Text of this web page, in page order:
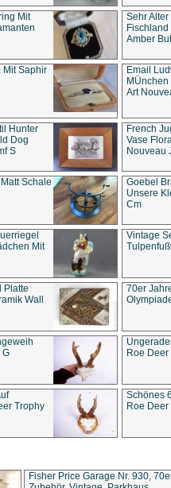
Mit
Sehr
Amber
Mit Saphir
Email
Art
Hunter
Dog
S
French
Vase
Nouveau
Schale
Goebel
Unsere
Cm
Mit
Vintage
Platte
Wall
70er
G
Roe
Trophy
Schönes
Roe
Fisher Price Garage Nr. 930,